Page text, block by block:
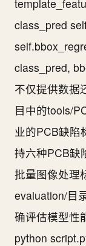
class_pred
class_pred,
不仅提供数据
目中的tools/
业的PCB缺陷
持六种PCB缺
批量图像处理
evaluation/目
确评估模型性
python